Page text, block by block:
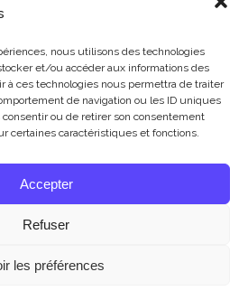
nous utilisons des technologies
et/ou accéder aux informations des
à ces technologies nous permettra de traiter
de navigation ou les ID uniques
ou de retirer son consentement
certaines caractéristiques et fonctions.
Accepter
Refuser
les préférences
Jobs
Mentions Légales
Politique de cookies
Presse